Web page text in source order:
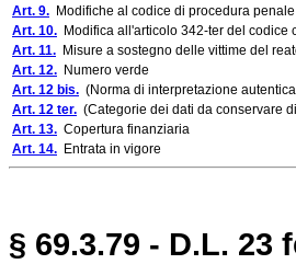
Art. 9. Modifiche al codice di procedura penale
Art. 10. Modifica all'articolo 342-ter del codice
Art. 11. Misure a sostegno delle vittime del
Art. 12. Numero verde
Art. 12 bis. (Norma di interpretazione
Art. 12 ter. (Categorie dei dati da conservare
Art. 13. Copertura finanziaria
Art. 14. Entrata in vigore
§ 69.3.79 - D.L. 23